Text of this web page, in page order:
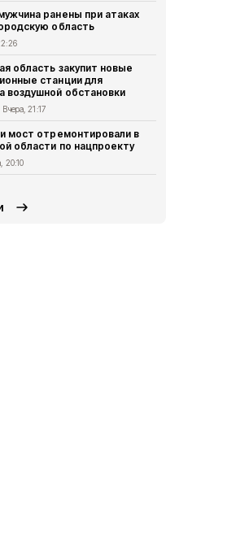
ранены при атаках
область
область закупит новые
станции для
воздушной обстановки
Вчера, 21:17
мост отремонтировали в
области по нацпроекту
20:10